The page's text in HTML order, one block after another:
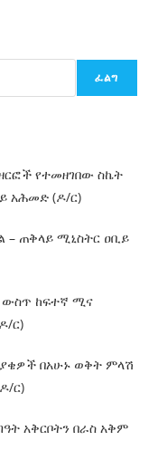
ፈልግ
የተመዘገበው ስኬት
አሕመድ (ዶ/ር)
– ጠቅላይ ሚኒስትር ዐቢይ
ውስጥ ከፍተኛ ሚና
ር)
በአሁኑ ወቅት ምላሽ
ር)
አቅርቦትን በራስ አቅም